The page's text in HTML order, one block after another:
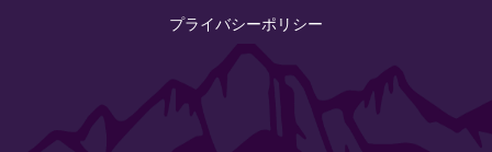
プライバシーポリシー